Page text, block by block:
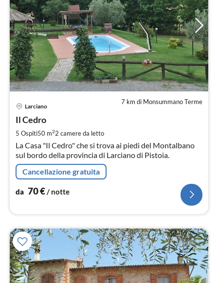
7 km di Monsummano Terme
Larciano
Il Cedro
5 Ospiti50 m22 camere da letto
La Casa "Il Cedro" che si trova ai piedi del Montalbano
sul bordo della provincia di Larciano di Pistoia.
Cancellazione gratuita
da 70€/ notte